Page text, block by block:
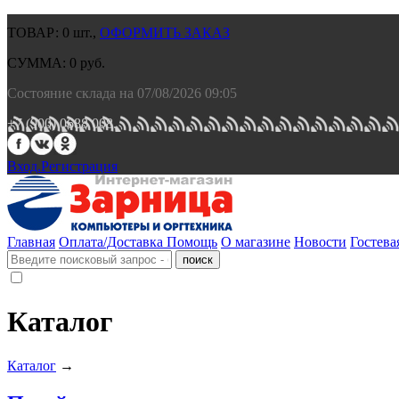
ТОВАР: 0 шт., ОФОРМИТЬ ЗАКАЗ
СУММА: 0 руб.
Состояние склада на 07/08/2026 09:05
+7 (900) 0688 008.
Вход.Регистрация
Главная Оплата/Доставка Помощь О магазине Новости
Каталог
Каталог →